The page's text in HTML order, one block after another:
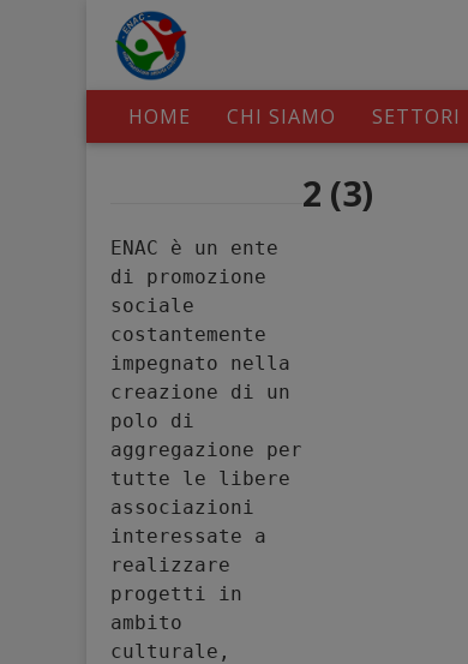
HOME CHI SIAMO SETTORI
ENAC è un ente
di promozione
sociale
costantemente
impegnato nella
creazione di un
polo di
aggregazione per
tutte le libere
associazioni
interessate a
realizzare
progetti in
ambito
culturale,
2 (3)